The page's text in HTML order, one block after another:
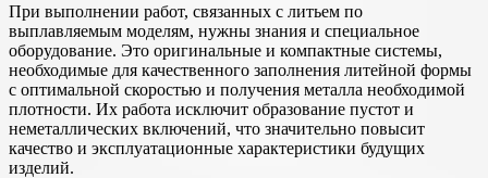
При выполнении работ, связанных с литьем по
выплавляемым моделям, нужны знания и специальное
оборудование. Это оригинальные и компактные системы,
необходимые для качественного заполнения литейной формы
с оптимальной скоростью и получения металла необходимой
плотности. Их работа исключит образование пустот и
неметаллических включений, что значительно повысит
качество и эксплуатационные характеристики будущих
изделий.